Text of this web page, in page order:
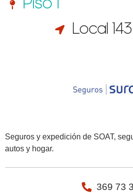
Piso 1
Local
Seguros y expedición de SOAT,
autos y hogar.
369 73